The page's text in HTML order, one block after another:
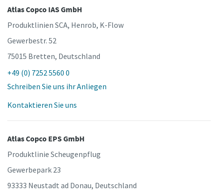
Atlas Copco IAS GmbH
Produktlinien SCA, Henrob, K-Flow
Gewerbestr. 52
75015 Bretten, Deutschland
+49 (0) 7252 5560 0
Schreiben Sie uns ihr Anliegen
Kontaktieren Sie uns
Atlas Copco EPS GmbH
Produktlinie Scheugenpflug
Gewerbepark 23
93333 Neustadt ad Donau, Deutschland